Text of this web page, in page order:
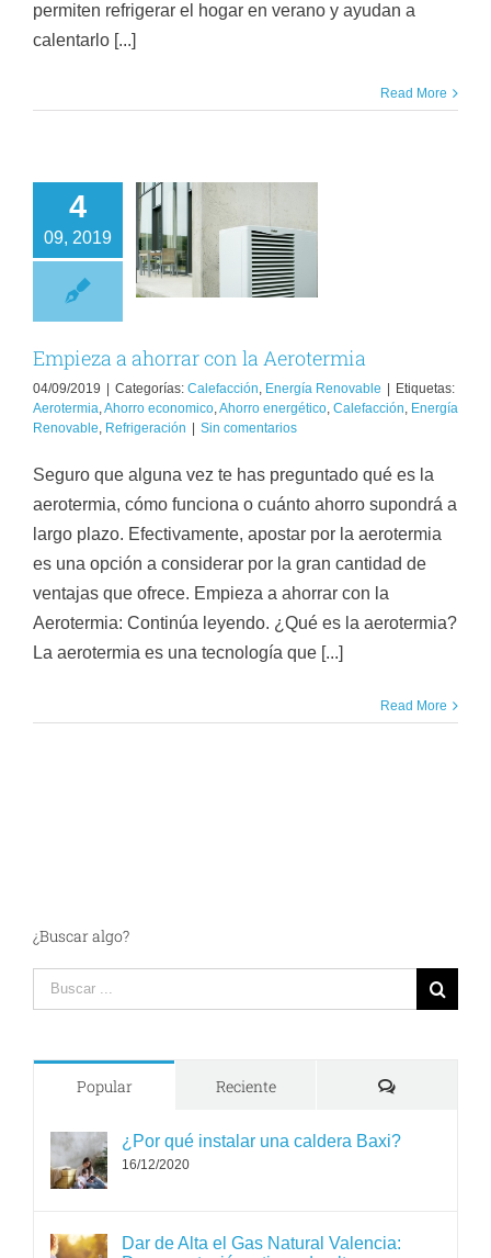
permiten refrigerar el hogar en verano y ayudan a
calentarlo [...]
Read More
4
09, 2019
a ahorrar
la Aerotermia
Energía
Renovable
Empieza a ahorrar con la Aerotermia
04/09/2019 Categorías: Calefacción, Energía Renovable
Etiquetas:
Aerotermia,Ahorro economico,Ahorro energético, Calefacción, Energía
Renovable, Refrigeración Sin comentarios
Seguro que alguna vez te has preguntado qué es la
aerotermia, cómo funciona o cuánto ahorro supondrá a
largo plazo. Efectivamente, apostar por la aerotermia
es una opción a considerar por la gran cantidad de
ventajas que ofrece. Empieza a ahorrar con la
Aerotermia: Continúa leyendo. ¿Qué es la aerotermia?
La aerotermia es una tecnología que [...]
Read More
¿Buscar algo?
Search
for:
Popular Reciente Comments
¿Por qué instalar una caldera Baxi?
16/12/2020
Dar de Alta el Gas Natural Valencia: